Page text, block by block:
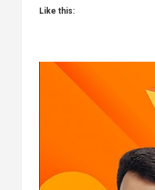
Like this: